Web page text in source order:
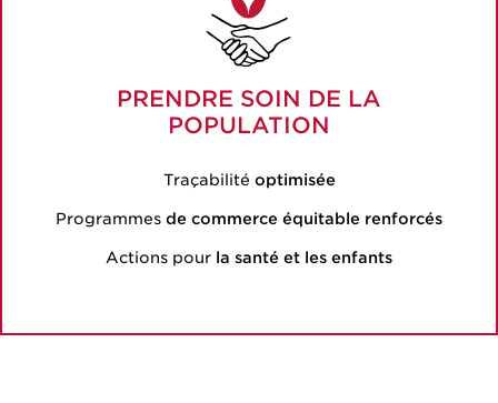
PRENDRE SOIN DE LA
POPULATION
Traçabilité optimisée
Programmes de commerce équitable renforcés
Actions pour la santé et les enfants